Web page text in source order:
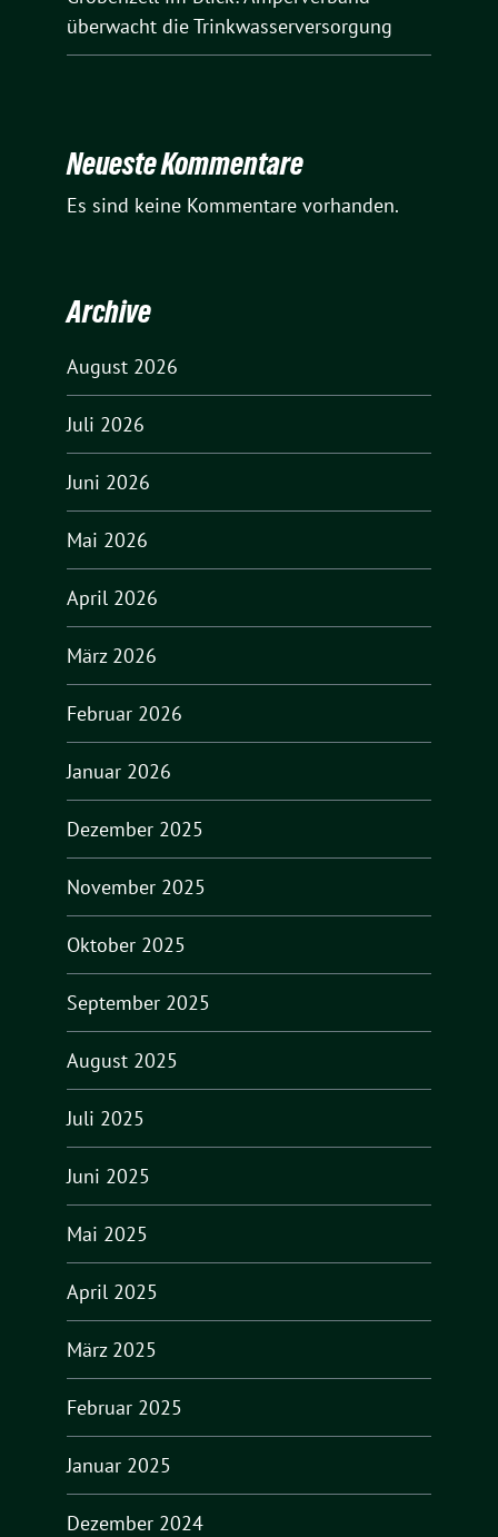
überwacht die Trinkwasserversorgung
Neueste Kommentare
Es sind keine Kommentare vorhanden.
Archive
August 2026
Juli 2026
Juni 2026
Mai 2026
April 2026
März 2026
Februar 2026
Januar 2026
Dezember 2025
November 2025
Oktober 2025
September 2025
August 2025
Juli 2025
Juni 2025
Mai 2025
April 2025
März 2025
Februar 2025
Januar 2025
Dezember 2024